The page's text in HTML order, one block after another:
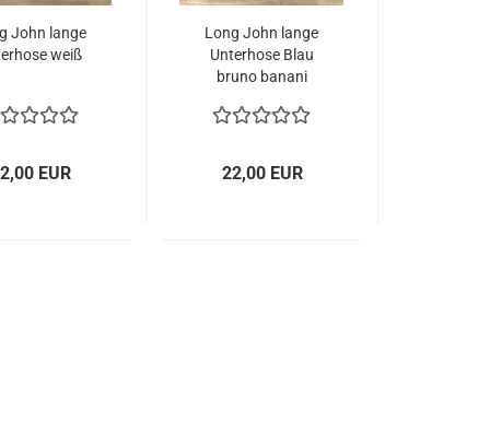
John lange
weiß
EUR
Long John lange
Unterhose Blau
bruno banani
22,00 EUR